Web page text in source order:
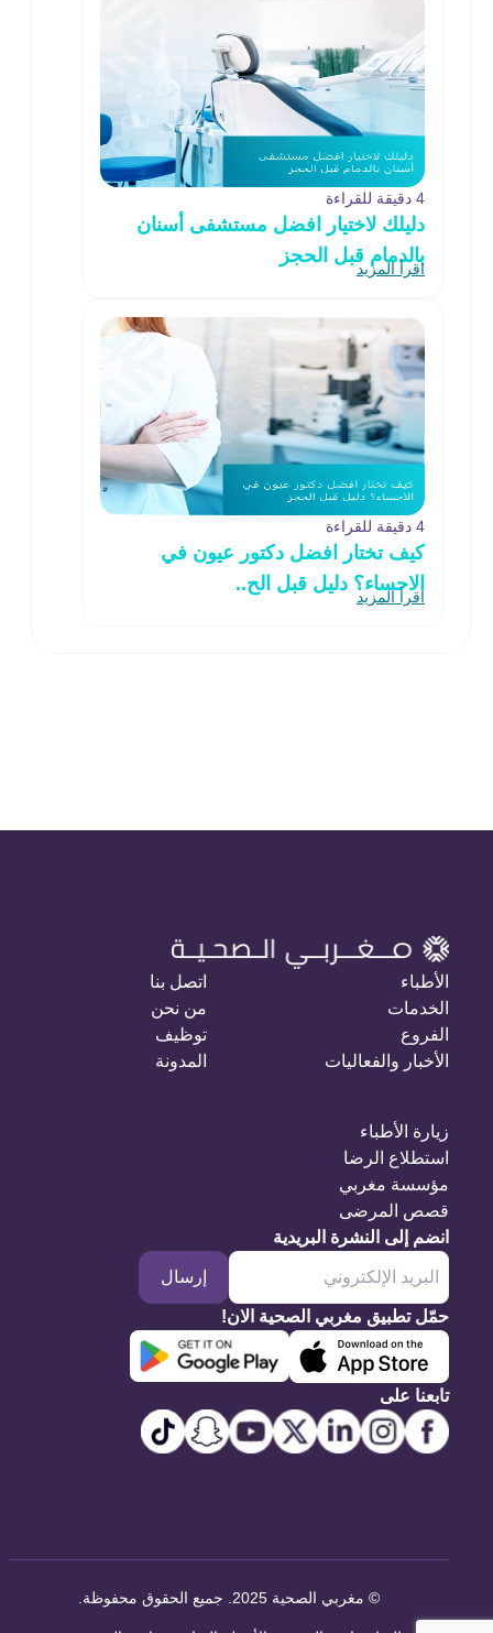
4 دقيقة للقراءة
دليلك لاختيار افضل مستشفى أسنان
بالدمام قبل الحجز
اقرأ المزيد
4 دقيقة للقراءة
كيف تختار افضل دكتور عيون في
الاحساء؟ دليل قبل الح..
اقرأ المزيد
الأطباء
الخدمات
الفروع
الأخبار والفعاليات
اتصل بنا
من نحن
توظيف
المدونة
زيارة الأطباء
استطلاع الرضا
مؤسسة مغربي
قصص المرضى
انضم إلى النشرة البريدية
إرسال
حمّل تطبيق مغربي الصحية الان!
تابعنا على
© مغربي الصحية 2025. جميع الحقوق محفوظة